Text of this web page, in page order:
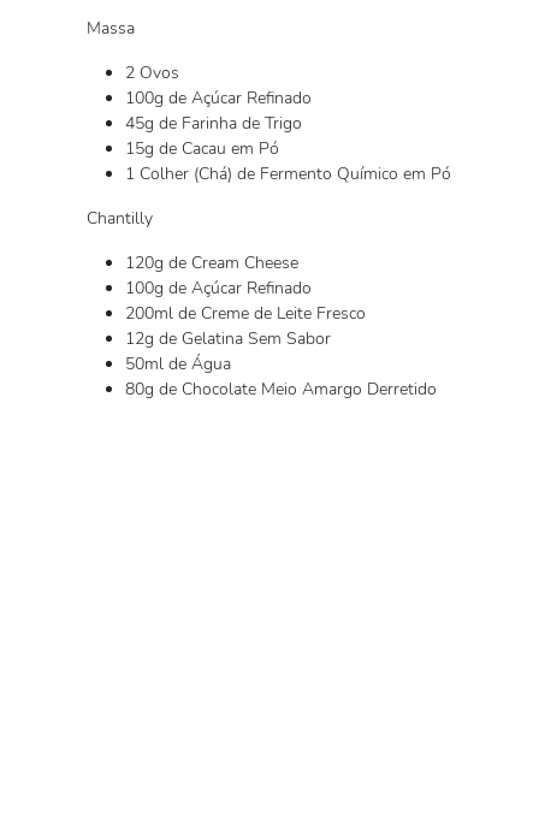
Massa
2 Ovos
100g de Açúcar Refinado
45g de Farinha de Trigo
15g de Cacau em Pó
1 Colher (Chá) de Fermento Químico em Pó
Chantilly
120g de Cream Cheese
100g de Açúcar Refinado
200ml de Creme de Leite Fresco
12g de Gelatina Sem Sabor
50ml de Água
80g de Chocolate Meio Amargo Derretido